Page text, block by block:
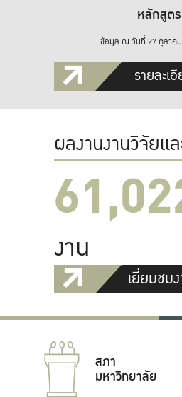
หลักสูตร
ข้อมูล ณ วันที่ 27 ตุลาค
รายละเ
ผลงานงานวิจัยแ
งาน
เยี่ยมชม
สภา
มหาวิทยาลัย